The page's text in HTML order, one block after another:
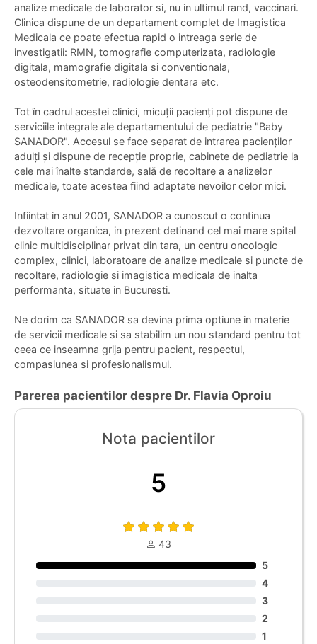
analize medicale de laborator si, nu in ultimul rand, vaccinari.
Clinica dispune de un departament complet de Imagistica
Medicala ce poate efectua rapid o intreaga serie de
investigatii: RMN, tomografie computerizata, radiologie
digitala, mamografie digitala si conventionala,
osteodensitometrie, radiologie dentara etc.
Tot în cadrul acestei clinici, micuții pacienți pot dispune de
serviciile integrale ale departamentului de pediatrie "Baby
SANADOR". Accesul se face separat de intrarea pacienților
adulți și dispune de recepție proprie, cabinete de pediatrie la
cele mai înalte standarde, sală de recoltare a analizelor
medicale, toate acestea fiind adaptate nevoilor celor mici.
Infiintat in anul 2001, SANADOR a cunoscut o continua
dezvoltare organica, in prezent detinand cel mai mare spital
clinic multidisciplinar privat din tara, un centru oncologic
complex, clinici, laboratoare de analize medicale si puncte de
recoltare, radiologie si imagistica medicala de inalta
performanta, situate in Bucuresti.
Ne dorim ca SANADOR sa devina prima optiune in materie
de servicii medicale si sa stabilim un nou standard pentru tot
ceea ce inseamna grija pentru pacient, respectul,
compasiunea si profesionalismul.
Parerea pacientilor despre Dr. Flavia Oproiu
Nota pacientilor
5
43
5
4
3
2
1